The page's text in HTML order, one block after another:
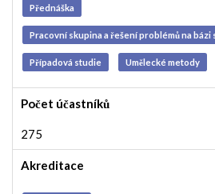
Přednáška
Pracovní skupina a řešení problémů na bázi
Případová studie Umělecké metody
Počet účastníků
275
Akreditace